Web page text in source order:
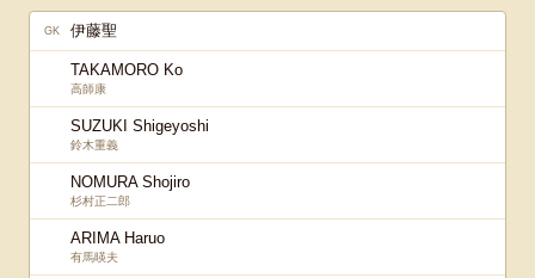
GK 伊藤聖
TAKAMORO Ko
高師康
SUZUKI Shigeyoshi
鈴木重義
NOMURA Shojiro
杉村正二郎
ARIMA Haruo
有馬暎夫